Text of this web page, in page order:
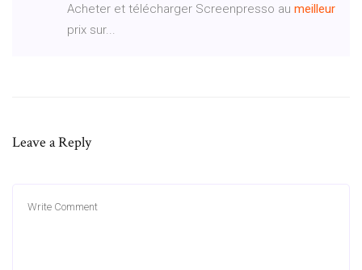
Acheter et télécharger Screenpresso au meilleur
prix sur...
Leave a Reply